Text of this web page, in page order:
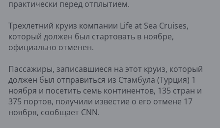
практически перед отплытием.
Трехлетний круиз компании Life at Sea Cruises,
который должен был стартовать в ноябре,
официально отменен.
Пассажиры, записавшиеся на этот круиз, который
должен был отправиться из Стамбула (Турция) 1
ноября и посетить семь континентов, 135 стран и
375 портов, получили известие о его отмене 17
ноября, сообщает CNN.